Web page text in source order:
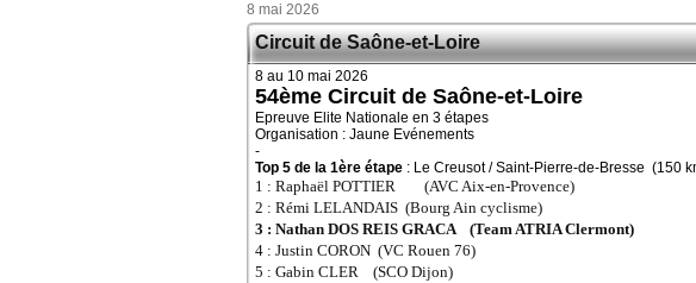
8 mai 2026
Circuit de Saône-et-Loire
8 au 10 mai 2026
54ème Circuit de Saône-et-Loire
Epreuve Elite Nationale en 3 étapes
Organisation : Jaune Evénements
-
Top 5 de la 1ère étape : Le Creusot / Saint-Pierre-de-Bresse (150
1 : Raphaël POTTIER (AVC Aix-en-Provence)
2 : Rémi LELANDAIS (Bourg Ain cyclisme)
3 : Nathan DOS REIS GRACA (Team ATRIA Clermont)
4 : Justin CORON (VC Rouen 76)
5 : Gabin CLER (SCO Dijon)